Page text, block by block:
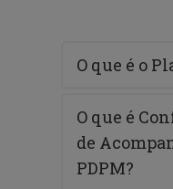
O que é o
O que é
de
PDPM?